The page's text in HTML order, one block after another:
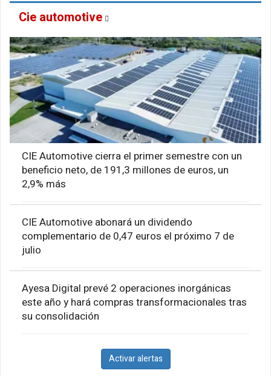
Cie automotive
CIE Automotive cierra el primer semestre con un
beneficio neto, de 191,3 millones de euros, un
2,9% más
CIE Automotive abonará un dividendo
complementario de 0,47 euros el próximo 7 de
julio
Ayesa Digital prevé 2 operaciones inorgánicas
este año y hará compras transformacionales tras
su consolidación
Activar alertas